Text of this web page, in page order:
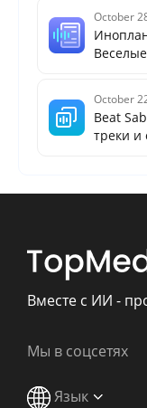
October
October
Beat
треки и
Вместе с ИИ -
Мы в соцсетях
Язык